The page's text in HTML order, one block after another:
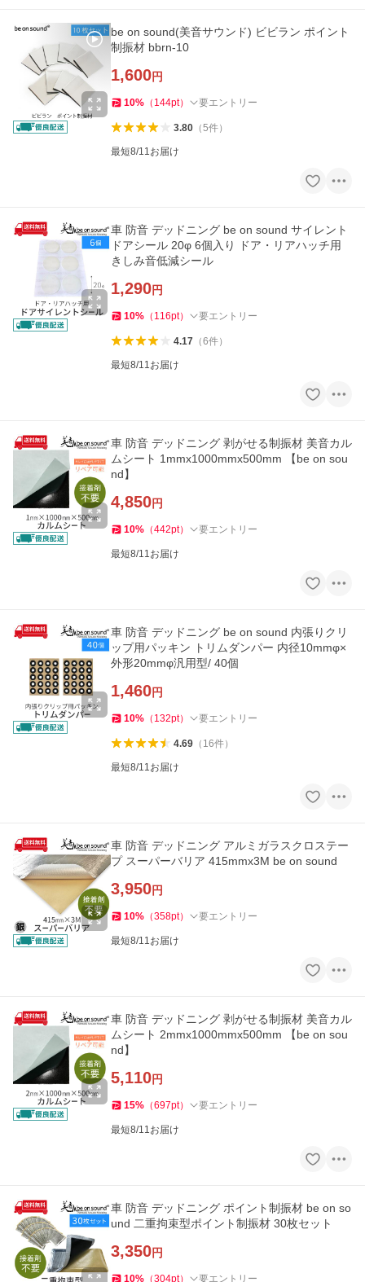
be on sound(美音サウンド) ビビラン ポイント
制振材 bbrn-10
1,600円
10% （ 144pt） 要エントリー
3.80（5件）
最短8/11お届け
車 防音 デッドニング be on sound サイレント
ドアシール 20φ 6個入り ドア・リアハッチ用
きしみ音低減シール
1,290円
10% （ 116pt） 要エントリー
4.17（6件）
最短8/11お届け
車 防音 デッドニング 剥がせる制振材 美音カル
ムシート 1mmx1000mmx500mm 【be on sou
nd】
4,850円
10% （442pt） 要エントリー
最短8/11お届け
車 防音 デッドニング be on sound 内張りクリ
ップ用パッキン トリムダンパー 内径10mmφ×
外形20mmφ汎用型/ 40個
1,460円
10% （ 132pt） 要エントリー
4.69（ 16件）
最短8/11お届け
車 防音 デッドニング アルミガラスクロステー
プ スーパーバリア 415mmx3M be on sound
3,950円
10% （358pt） 要エントリー
最短8/11お届け
車 防音 デッドニング 剥がせる制振材 美音カル
ムシート 2mmx1000mmx500mm 【be on sou
nd】
5,110円
15% （697pt） 要エントリー
最短8/11お届け
車 防音 デッドニング ポイント制振材 be on so
und 二重拘束型ポイント制振材 30枚セット
3,350円
10% （304pt） 要エントリー